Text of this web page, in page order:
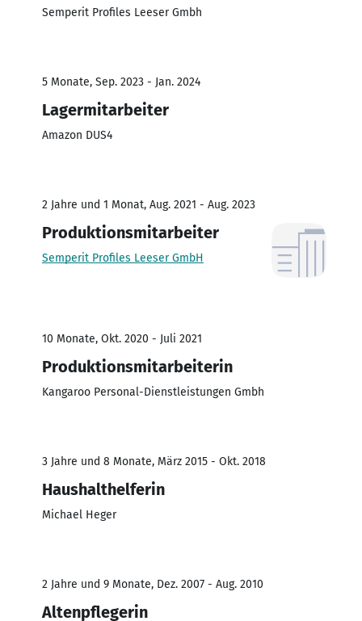
Semperit Profiles Leeser Gmbh
5 Monate, Sep. 2023 - Jan. 2024
Lagermitarbeiter
Amazon DUS4
2 Jahre und 1 Monat, Aug. 2021 - Aug. 2023
Produktionsmitarbeiter
Semperit Profiles Leeser GmbH
10 Monate, Okt. 2020 - Juli 2021
Produktionsmitarbeiterin
Kangaroo Personal-Dienstleistungen Gmbh
3 Jahre und 8 Monate, März 2015 - Okt. 2018
Haushalthelferin
Michael Heger
2 Jahre und 9 Monate, Dez. 2007 - Aug. 2010
Altenpflegerin